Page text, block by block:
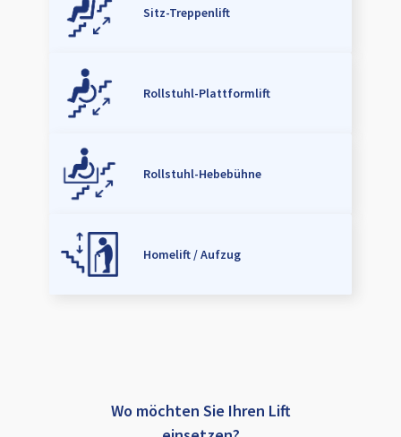
Sitz-Treppenlift
Rollstuhl-Plattformlift
Rollstuhl-Hebebühne
Homelift / Aufzug
Wo möchten Sie Ihren Lift